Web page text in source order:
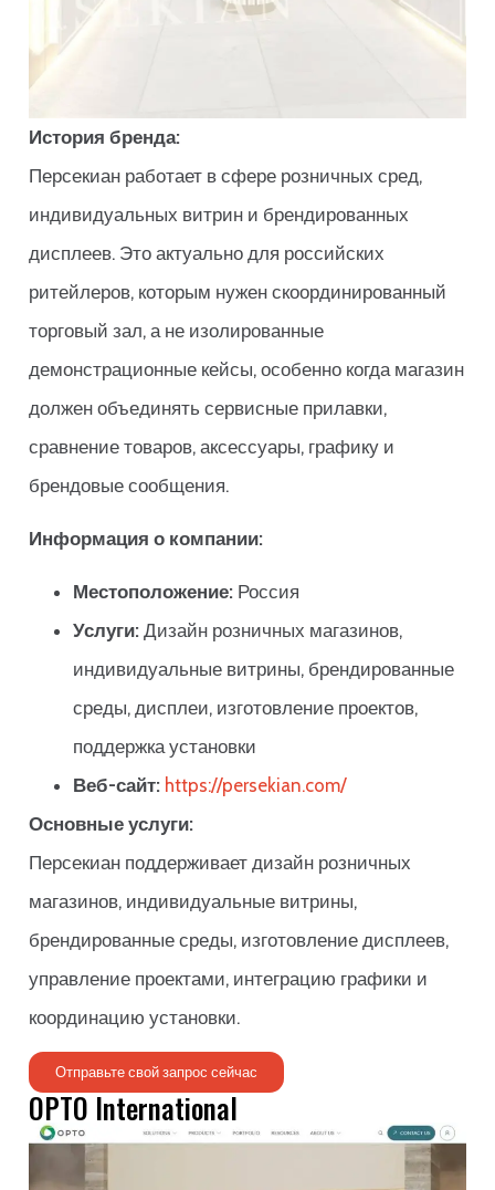
История бренда:
Персекиан работает в сфере розничных сред,
индивидуальных витрин и брендированных
дисплеев. Это актуально для российских
ритейлеров, которым нужен скоординированный
торговый зал, а не изолированные
демонстрационные кейсы, особенно когда магазин
должен объединять сервисные прилавки,
сравнение товаров, аксессуары, графику и
брендовые сообщения.
Информация о компании:
Местоположение: Россия
Услуги: Дизайн розничных магазинов,
индивидуальные витрины, брендированные
среды, дисплеи, изготовление проектов,
поддержка установки
Веб-сайт: https://persekian.com/
Основные услуги:
Персекиан поддерживает дизайн розничных
магазинов, индивидуальные витрины,
брендированные среды, изготовление дисплеев,
управление проектами, интеграцию графики и
координацию установки.
Отправьте свой запрос сейчас
OPTO International